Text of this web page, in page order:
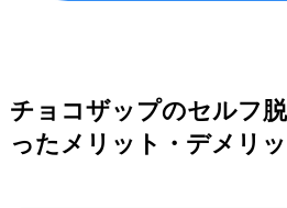
チョコザップのセルフ
ったメリット・デメリ